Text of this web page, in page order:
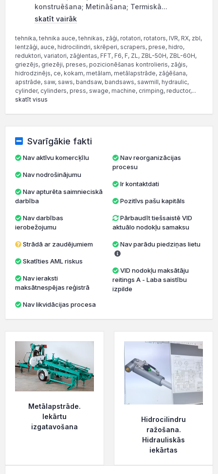
konstruēšana; Metināšana; Termiskā...
skatīt vairāk
tehnika, tehnika auce, tehnikas, zāģi, rotatori, rotators, IVR, RX, zbl,
lentzāģi, auce, hidrocilindri, skrēperi, scrapers, prese, hidro,
reduktori, variatori, zāģlentas, FFT, F6, F, ZL, ZBL-50H, ZBL-60H,
griezējs, griezēji, preses, pozicionēšanas kontrolieris, zāģis,
hidrodzinējs, ce, kokam, metālam, metālapstrāde, zāģēšana,
apstrāde, saw, saws, bandsaw, bandsaws, sawmill, hydraulic,
cylinder, cylinders, press, swage, machine, crimping, reductor,...
skatīt visus
Svarīgākie fakti
Nav aktīvu komercķīlu
Nav nodrošinājumu
darbība
ierobežojumu
Strādā ar zaudējumiem
Skatīties AML riskus
maksātnespējas reģistrā
Nav likvidācijas procesa
Nav reorganizācijas
procesu
Ir kontaktdati
Pozitīvs pašu kapitāls
Pārbaudīt tiešsaistē VID
aktuālo nodokļu samaksu
Nav parādu piedziņas lietu
VID nodokļu maksātāju
reitings A - Laba saistību
izpilde
Metālapstrāde.
Iekārtu
izgatavošana
Hidrocilindru
ražošana.
Hidrauliskās
iekārtas